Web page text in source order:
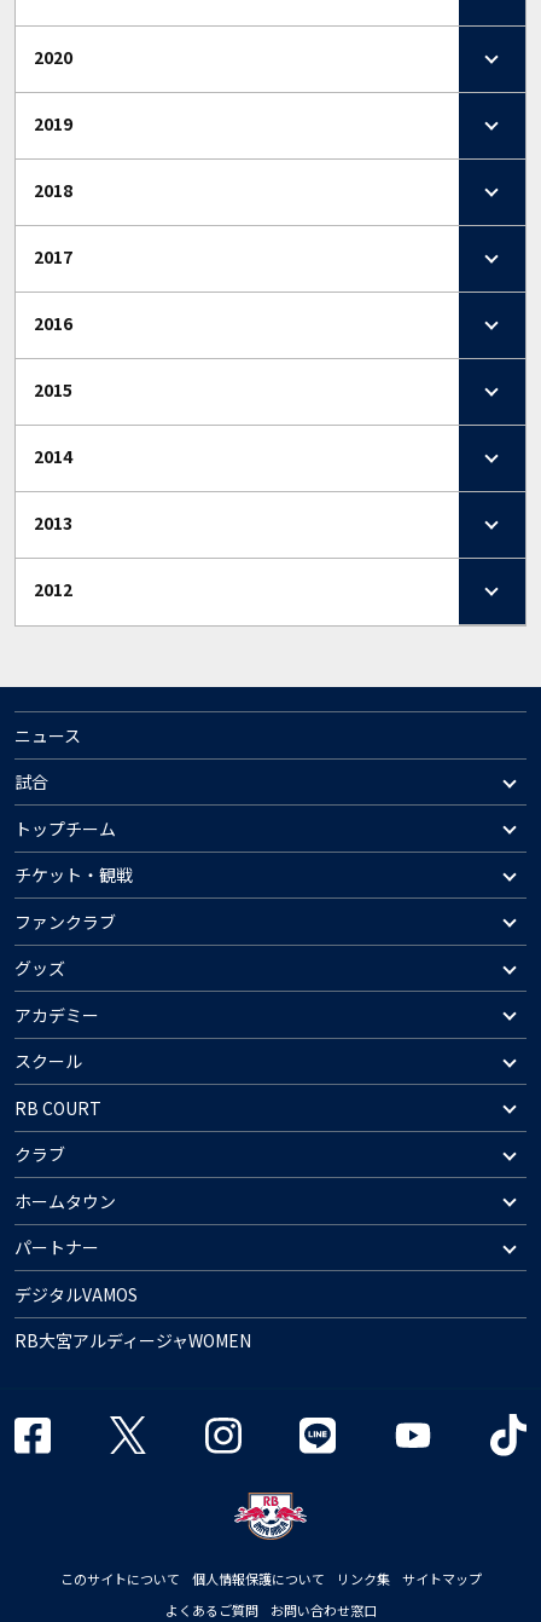
2020
2019
2018
2017
2016
2015
2014
2013
2012
ニュース
試合
トップチーム
チケット・観戦
ファンクラブ
グッズ
アカデミー
スクール
RB COURT
クラブ
ホームタウン
パートナー
デジタルVAMOS
RB大宮アルディージャWOMEN
このサイトについて 個人情報保護について リンク集
サイトマップ
よくあるご質問
お問い合わせ窓口